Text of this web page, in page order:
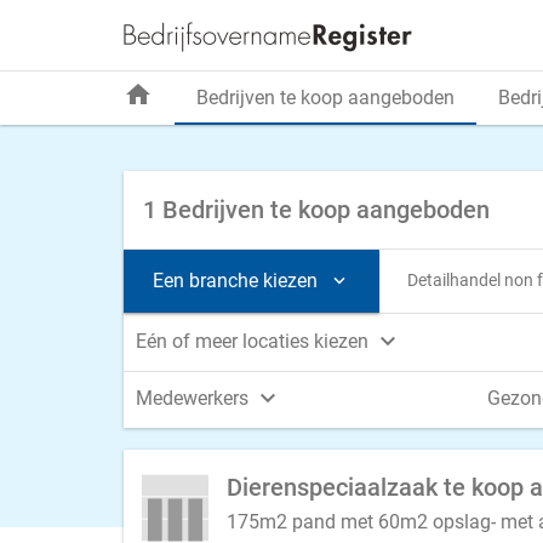
1 Bedrijven te koop aangeboden
Een branche kiezen  Detailhandel non
Eén of meer locaties kiezen 
Medewerkers 
175m2 pand met 60m2 opslag-
home Bedrijven te koop aangeboden